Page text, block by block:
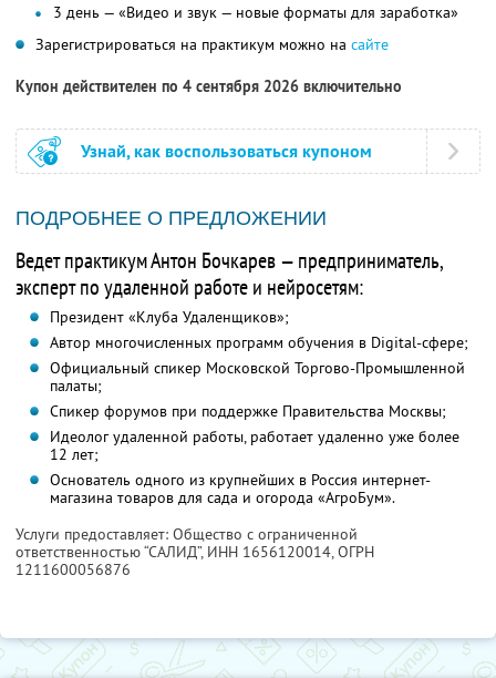
3 день — «Видео и звук — новые форматы для заработка»
Зарегистрироваться на практикум можно на сайте
Купон действителен по 4 сентября 2026 включительно
Узнай, как воспользоваться купоном
ПОДРОБНЕЕ О ПРЕДЛОЖЕНИИ
Ведет практикум Антон Бочкарев — предприниматель,
эксперт по удаленной работе и нейросетям:
Президент «Клуба Удаленщиков»;
Автор многочисленных программ обучения в Digital-сфере;
Официальный спикер Московской Торгово-Промышленной
палаты;
Спикер форумов при поддержке Правительства Москвы;
Идеолог удаленной работы, работает удаленно уже более
12 лет;
Основатель одного из крупнейших в Россия интернет-
магазина товаров для сада и огорода «АгроБум».
Услуги предоставляет: Общество с ограниченной
ответственностью “САЛИД”, ИНН 1656120014, ОГРН
1211600056876